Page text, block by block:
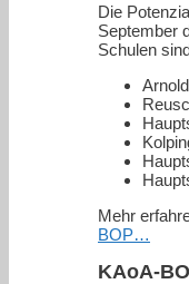
Die
September
Schulen
Mehr
BOP…
KAoA-